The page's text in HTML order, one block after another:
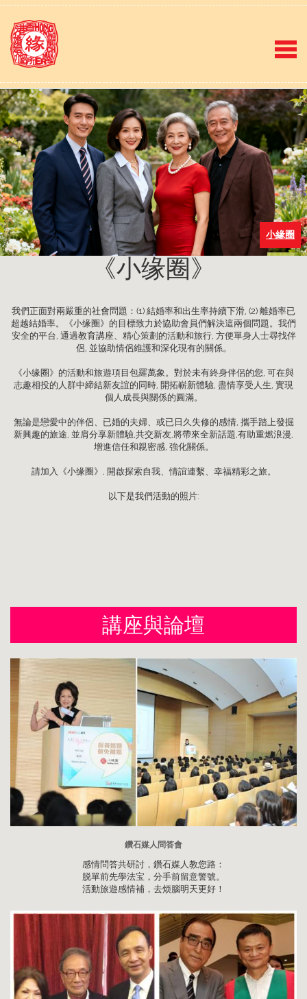
小緣圈
《小缘圈》
我們正面對兩嚴重的社會問題：(1) 結婚率和出生率持續下滑, (2) 離婚率已
超越結婚率。《小缘圈》的目標致力於協助會員們解決這兩個問題。我們
安全的平台, 通過教育講座、精心策劃的活動和旅行, 方便單身人士尋找伴
侶, 並協助情侶維護和深化現有的關係。
《小缘圈》的活動和旅遊項目包羅萬象。對於未有終身伴侶的您, 可在與
志趣相投的人群中締結新友誼的同時, 開拓嶄新體驗, 盡情享受人生, 實現
個人成長與關係的圓滿。
無論是戀愛中的伴侶、已婚的夫婦、或已日久失修的感情, 攜手踏上發掘
新興趣的旅途, 並肩分享新體驗,共交新友,將帶來全新話題,有助重燃浪漫,
增進信任和親密感, 強化關係。
請加入《小缘圈》, 開啟探索自我、情誼連繫、幸福精彩之旅。
以下是我們活動的照片:
講座與論壇
鑽石媒人問答會
感情問答共研討，鑽石媒人教您路：
脱單前先學法宝，分手前留意警號。
活動旅遊感情補，去烦腦明天更好！